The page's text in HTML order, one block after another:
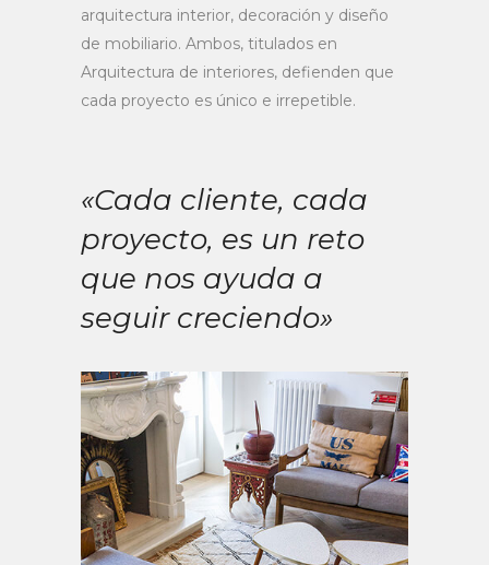
arquitectura interior, decoración y diseño
de mobiliario. Ambos, titulados en
Arquitectura de interiores, defienden que
cada proyecto es único e irrepetible.
«Cada cliente, cada
proyecto, es un reto
que nos ayuda a
seguir creciendo»